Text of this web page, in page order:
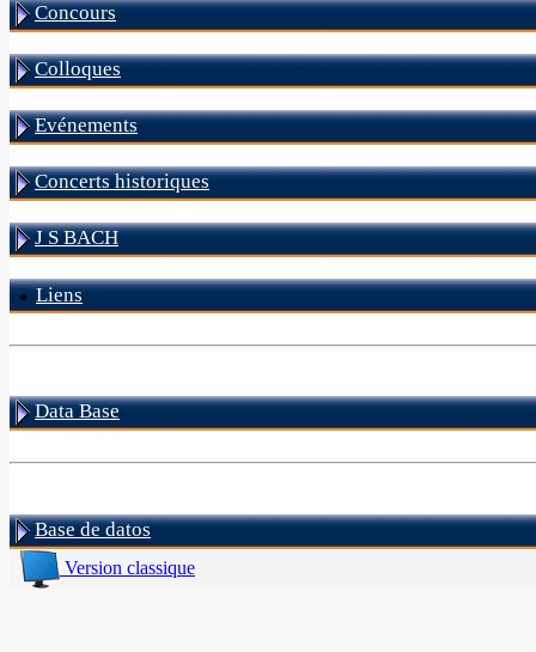
Concours
Colloques
Evénements
Concerts historiques
J S BACH
Liens
Data Base
Base de datos
Version classique